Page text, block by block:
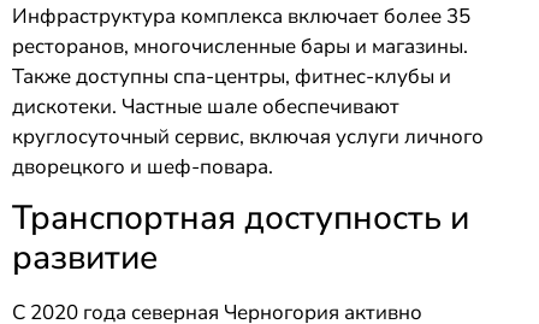
Инфраструктура комплекса включает более 35
ресторанов, многочисленные бары и магазины.
Также доступны спа-центры, фитнес-клубы и
дискотеки. Частные шале обеспечивают
круглосуточный сервис, включая услуги личного
дворецкого и шеф-повара.
Транспортная доступность и
развитие
С 2020 года северная Черногория активно